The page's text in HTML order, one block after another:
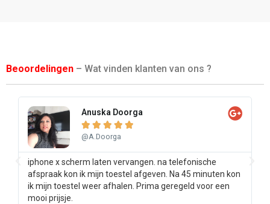
Beoordelingen – Wat vinden klanten van ons ?
Anuska Doorga
    
@A.Doorga
iphone x scherm laten vervangen. na telefonische
afspraak kon ik mijn toestel afgeven. Na 45 minuten kon
ik mijn toestel weer afhalen. Prima geregeld voor een
mooi prijsje.